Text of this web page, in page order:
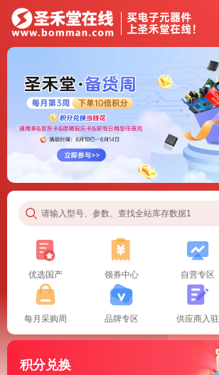
请输入型号、参数、查找全站库存数据1
优选国产 领券中心 自营专区
每月采购周 品牌专区 供应商入驻
积分兑换